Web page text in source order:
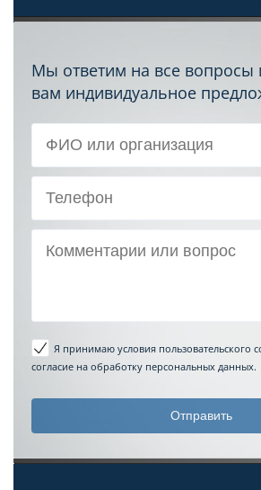
Мы ответим на все вопросы
вам индивидуальное
Я принимаю условия пользовательского
согласие на обработку персональных данных.